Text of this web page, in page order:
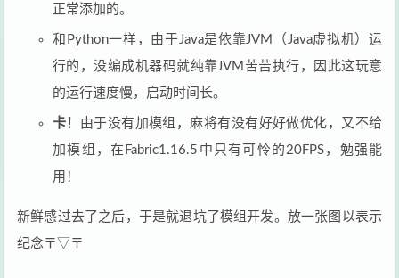
正常添加的。
和Python一样，由于Java是依靠JVM（Java虚拟机）运
行的，没编成机器码就纯靠JVM苦苦执行，因此这玩意
的运行速度慢，启动时间长。
卡！
由于没有加模组，麻将有没有好好做优化，又不给
加模组，在Fabric1.16.5中只有可怜的20FPS，勉强能
用！
新鲜感过去了之后，于是就退坑了模组开发。放一张图以表示
纪念〒▽〒